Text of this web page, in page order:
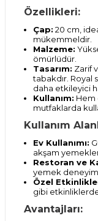
Özellikleri:
Çap: 20 cm,
mükemmeldir.
Malzeme:
ömürlüdür.
Tasarım: Zarif
tabakdır. Royal
daha etkileyici
Kullanım: Hem
mutfaklarda
Kullanım
Ev Kullanımı:
akşam
Restoran ve
yemek
Özel
gibi
Avantajları: